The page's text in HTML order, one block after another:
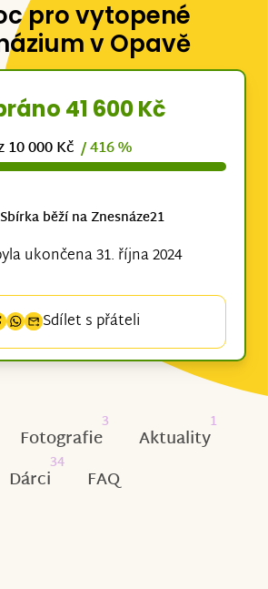
pro vytopené
v Opavě
41 600 Kč
10 000 Kč / 416 %
Sbírka běží na Znesnáze21
ukončena 31. října 2024
Sdílet s přáteli
Fotografie
3
Aktuality
1
Dárci
34
FAQ